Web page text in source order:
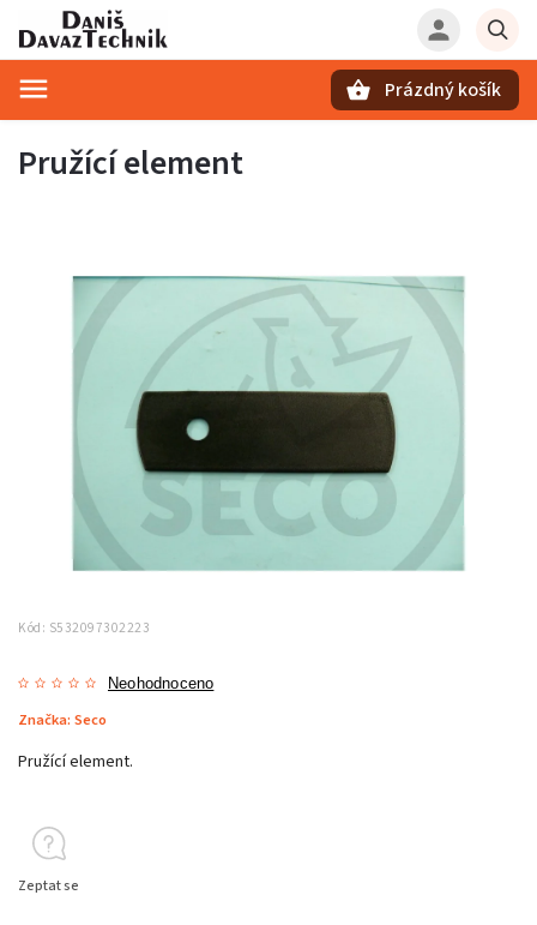
Prázdný košík
Pružící element
Kód: S532097302223
Neohodnoceno
Značka: Seco
Pružící element.
Zeptat se